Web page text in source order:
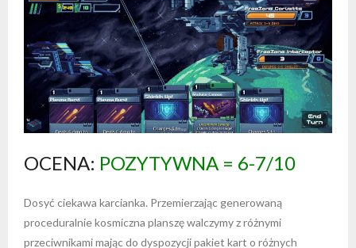
OCENA: POZYTYWNA = 6-7/10
Dosyć ciekawa karcianka. Przemierzając generowaną
proceduralnie kosmiczna planszę walczymy z różnymi
przeciwnikami mając do dyspozycji pakiet kart o różnych